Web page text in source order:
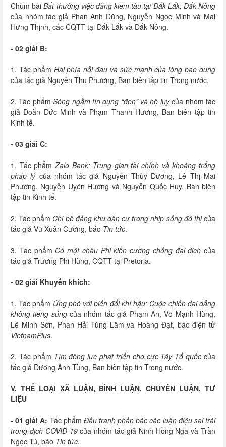
Chùm bàiBất thường việc đăng kiểm tàu tại Đắk Lắk, Đắk Nông
của nhóm tác giả Phan Anh Dũng, Nguyễn Ngọc Minh và Mai
Hưng Thịnh, các CQTT tại Đắk Lắk và Đắk Nông.
- 02 giải B:
1. Tác phẩm Hai phía nỗi đau và sức mạnh của lòng bao dung
của tác giả Nguyễn Thu Phương, Ban biên tập tin Trong nước.
2. Tác phẩmSóng ngầm tín dụng “đen” và hệ lụycủa nhóm tác
giả Đoàn Đức Minh và Phạm Thanh Hương, Ban biên tập tin
Kinh tế.
- 03 giải C:
1. Tác phẩmZalo Bank: Trung gian tài chính và khoảng trống
pháp lýcủa nhóm tác giả Nguyễn Thùy Dương, Lê Thị Mai
Phương, Nguyễn Uyên Hương và Nguyễn Quốc Huy, Ban biên
tập tin Kinh tế.
2. Tác phẩm Chi bộ đảng khu dân cư trong nhịp sống đô thịcủa
tác giả Vũ Xuân Cường, báo Tin tức.
3. Tác phẩm Có một châu Phi kiên cường chống đại dịch của
tác giả Trương Phi Hùng, CQTT tại Pretoria.
- 02 giải Khuyến khích:
1. Tác phẩm Ứng phó với biến đổi khí hậu: Cuộc chiến dai dẳng
không tiếng súngcủa nhóm tác giả Phạm An, Võ Mạnh Hùng,
Lê Minh Sơn, Phan Hải Tùng Lâm và Hoàng Đạt, báo điện tử
VietnamPlus.
2. Tác phẩm Tìm động lực phát triển cho cực Tây Tổ quốc của
tác giả Dương Anh Tùng, Ban biên tập tin Trong nước.
V. THỂ LOẠI XÃ LUẬN, BÌNH LUẬN, CHUYÊN LUẬN, TƯ
LIỆU
- 01 giải A: Tác phẩm Đấu tranh phản bác các luận điệu sai trái
trong dịch COVID-19của nhóm tác giả Ninh Hồng Nga và Trần
Ngọc Tú, báo Tin tức.